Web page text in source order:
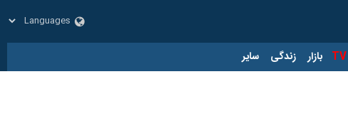
بازار زندگی سایر